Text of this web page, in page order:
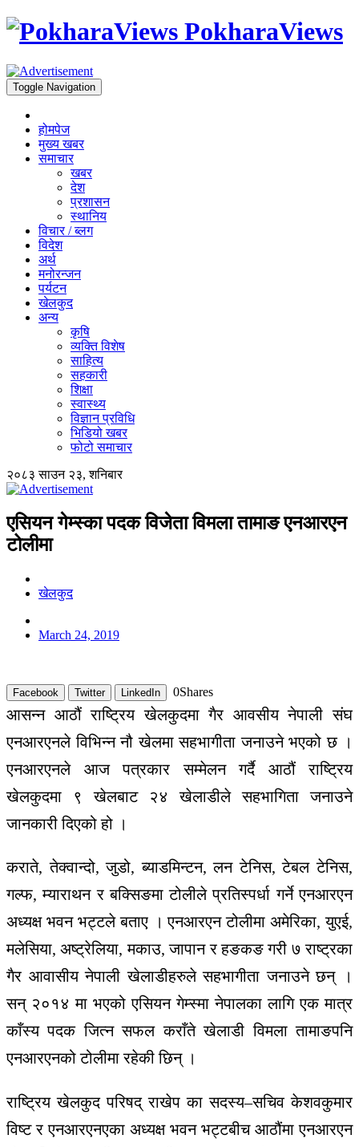
PokharaViews
Toggle Navigation
होमपेज
मुख्य खबर
समाचार
खबर
देश
प्रशासन
स्थानिय
विचार / ब्लग
विदेश
अर्थ
मनोरन्जन
पर्यटन
खेलकुद
अन्य
कृषि
व्यक्ति विशेष
साहित्य
सहकारी
शिक्षा
स्वास्थ्य
विज्ञान प्रविधि
भिडियो खबर
फोटो समाचार
२०८३ साउन २३, शनिबार
एसियन गेम्स्का पदक विजेता विमला तामाङ एनआरएन
टोलीमा
खेलकुद
March 24, 2019
Facebook Twitter LinkedIn 0Shares
आसन्न आठौं राष्ट्रिय खेलकुदमा गैर आवसीय नेपाली संघ
एनआरएनले विभिन्न नौ खेलमा सहभागीता जनाउने भएको छ ।
एनआरएनले आज पत्रकार सम्मेलन गर्दै आठौं राष्ट्रिय
खेलकुदमा ९ खेलबाट २४ खेलाडीले सहभागिता जनाउने
जानकारी दिएको हो ।
कराते, तेक्वान्दो, जुडो, ब्याडमिन्टन, लन टेनिस, टेबल टेनिस,
गल्फ, म्याराथन र बक्सिङमा टोलीले प्रतिस्पर्धा गर्ने एनआरएन
अध्यक्ष भवन भट्टले बताए । एनआरएन टोलीमा अमेरिका, युएई,
मलेसिया, अष्ट्रेलिया, मकाउ, जापान र हङकङ गरी ७ राष्ट्रका
गैर आवासीय नेपाली खेलाडीहरुले सहभागीता जनाउने छन् ।
सन् २०१४ मा भएको एसियन गेम्स्मा नेपालका लागि एक मात्र
काँस्य पदक जित्न सफल कराँते खेलाडी विमला तामाङपनि
एनआरएनको टोलीमा रहेकी छिन् ।
राष्ट्रिय खेलकुद परिषद् राखेप का सदस्य–सचिव केशवकुमार
विष्ट र एनआरएनएका अध्यक्ष भवन भट्टबीच आठौंमा एनआरएन